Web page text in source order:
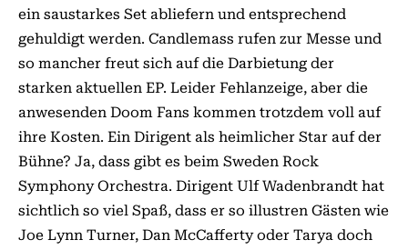
ein saustarkes Set abliefern und entsprechend
gehuldigt werden. Candlemass rufen zur Messe und
so mancher freut sich auf die Darbietung der
starken aktuellen EP. Leider Fehlanzeige, aber die
anwesenden Doom Fans kommen trotzdem voll auf
ihre Kosten. Ein Dirigent als heimlicher Star auf der
Bühne? Ja, dass gibt es beim Sweden Rock
Symphony Orchestra. Dirigent Ulf Wadenbrandt hat
sichtlich so viel Spaß, dass er so illustren Gästen wie
Joe Lynn Turner, Dan McCafferty oder Tarya doch